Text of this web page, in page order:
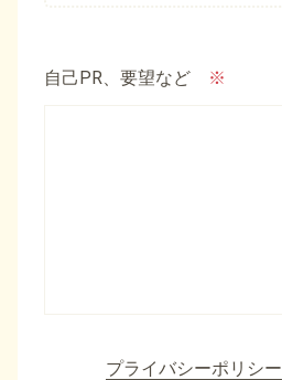
自己PR、要望など ※
プライバシーポリシー